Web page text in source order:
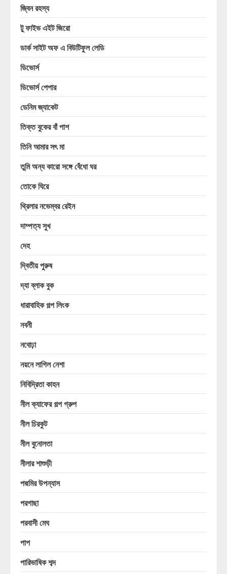
জ্বিন রহস্য
টু ফাইভ এইট জিরো
ডার্ক সাইট অফ এ বিউটিফুল লেডি
ডিভোর্স
ডিভোর্স পেপার
ডেনিম জ্যাকেট
তিক্ত বুকের বাঁ পাশ
তিনি আমার সৎ মা
তুমি অন্য কারো সঙ্গে বেঁধো ঘর
তোকে ঘিরে
থ্রিলার নভেম্বর রেইন
দাম্পত্য সুখ
দেহ
দ্বিতীয় পুরুষ
দ্যা ব্লাক বুক
ধারাবাহিক গল্প লিংক
নবনী
নবোঢ়া
নয়নে লাগিল নেশা
নিবিদ্রিতা কাহন
নীল ক্যাফের গল্প গ্রুপ
নীল চিরকুট
নীল বুনোলতা
নীলার শাশুড়ী
পদ্মমির উপন্যাস
পরগাছা
পরবাসী মেঘ
পাপ
পারিভাষিক শব্দ